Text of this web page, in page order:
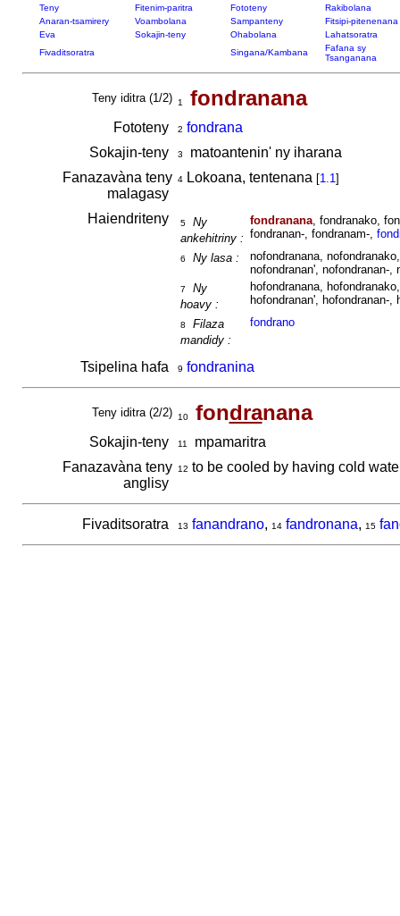
Teny Fitenim-paritra Fototeny
Rakibolana
Anaran-tsamirery
Voambolana Sampanteny
Fitsipi-pitenenana
Eva
Sokajin-teny Ohabolana
Lahatsoratra
Fivaditsoratra
Singana/Kambana
Fafana sy
Tsanganana
Teny iditra (1/2) 1 fondranana
Fototeny 2 fondrana
Sokajin-teny
3
matoantenin' ny iharana
Fanazavàna teny
malagasy
4Lokoana, tentenana [1.1]
Haiendriteny 5
Ny
ankehitriny :
fondranana, fondranako,
fondranan-, fondranam-,
6 Ny lasa :
nofondranana,
nofondranan', nofondranan-,
7
Ny
hoavy :
hofondranana,
hofondranan', hofondranan-,
8
Filaza
mandidy :
fondrano
Tsipelina hafa 9 fondranina
Teny iditra (2/2) 10 fondranana
Sokajin-teny 11
mpamaritra
Fanazavàna teny
anglisy
12 to be cooled by having cold
Fivaditsoratra 13 fanandrano, 14 fandronana, 15